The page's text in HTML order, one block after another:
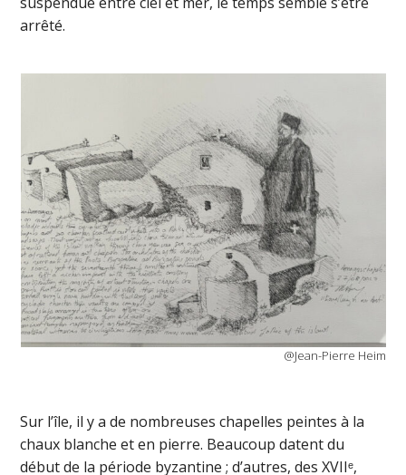
arrêté.
@Jean-Pierre Heim
Sur l’île, il y a de nombreuses chapelles peintes à la
chaux blanche et en pierre. Beaucoup datent du
début de la période byzantine ; d’autres, des XVIIᵉ,